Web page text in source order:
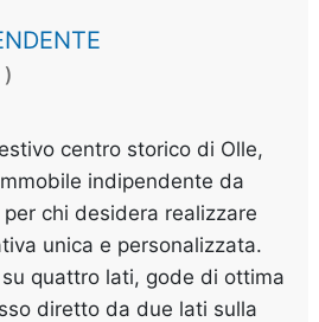
centro storico di Olle,
indipendente da
chi desidera realizzare
unica e personalizzata.
quattro lati, gode di ottima
diretto da due lati sulla